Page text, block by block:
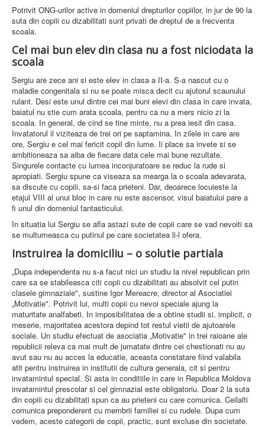
Potrivit ONG-urilor active in domeniul drepturilor copiilor, in jur de 90 la
suta din copiii cu dizabilitati sunt privati de dreptul de a frecventa
scoala.
Cel mai bun elev din clasa nu a fost niciodata la
scoala
Sergiu are zece ani si este elev in clasa a II-a. S-a nascut cu o
maladie congenitala si nu se poate misca decit cu ajutorul scaunului
rulant. Desi este unul dintre cei mai buni elevi din clasa in care invata,
baiatul nu stie cum arata scoala, pentru ca nu a mers nicio zi la
scoala. In general, de cind se tine minte, nu a prea iesit din casa.
Invatatorul il viziteaza de trei ori pe saptamina. In zilele in care are
ore, Sergiu e cel mai fericit copil din lume. Ii place sa invete si se
ambitioneaza sa aiba de fiecare data cele mai bune rezultate.
Singurele contacte cu lumea inconjuratoare se reduc la rude si
apropiati. Sergiu spune ca viseaza sa mearga la o scoala adevarata,
sa discute cu copiii, sa-si faca prieteni. Dar, deoarece locuieste la
etajul VIII al unui bloc in care nu este ascensor, visul baiatului pare a
fi unul din domeniul fantasticului.
In situatia lui Sergiu se afla astazi sute de copii care se vad nevoiti sa
se multumeasca cu putinul pe care societatea li-l ofera.
Instruirea la domiciliu – o solutie partiala
„Dupa independenta nu s-a facut nici un studiu la nivel republican prin
care sa se stabileasca citi copii cu dizabilitati au absolvit cel putin
clasele gimnaziale", sustine Igor Mereacre, director al Asociatiei
„Motivatie". Potrivit lui, multi copii cu nevoi speciale ajung la
maturitate analfabeti. In imposibilitatea de a obtine studii si, implicit, o
meserie, majoritatea acestora depind tot restul vietii de ajutoarele
sociale. Un studiu efectuat de asociatia „Motivatie" in trei raioane ale
republicii releva ca mai mult de jumatate dintre cei chestionati nu au
avut sau nu au acces la educatie, aceasta constatare fiind valabila
atit pentru instruirea in institutii de cultura generala, cit si pentru
invatamintul special. Si asta in conditiile in care in Republica Moldova
invatamintul prescolar si cel gimnazial este obligatoriu. Doar 2 la suta
din copiii cu dizabilitati spun ca au prieteni cu care comunica. Ceilalti
comunica preponderent cu membrii familiei si cu rudele. Dupa cum
vedem, aceste categorii de copii, practic, sunt excluse din societate.